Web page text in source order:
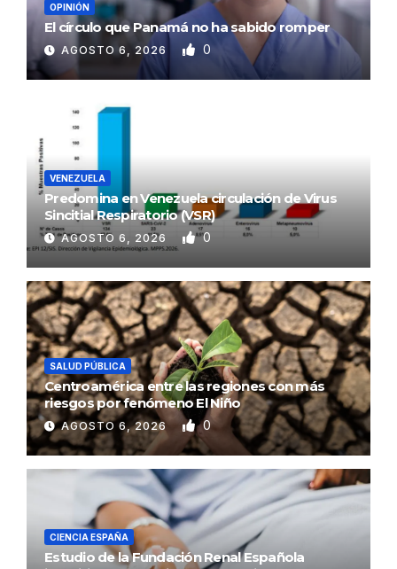
OPINIÓN
El círculo que Panamá no ha sabido romper
AGOSTO 6, 2026 0
VENEZUELA
Predomina en Venezuela circulación de Virus
Sincitial Respiratorio (VSR)
AGOSTO 6, 2026 0
SALUD PÚBLICA
Centroamérica entre las regiones con más
riesgos por fenómeno El Niño
AGOSTO 6, 2026 0
CIENCIA ESPAÑA
Estudio de la Fundación Renal Española